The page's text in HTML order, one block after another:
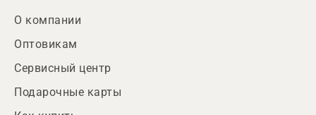
О компании
Оптовикам
Сервисный центр
Подарочные карты